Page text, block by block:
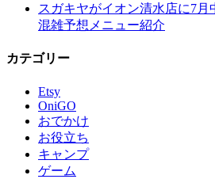
スガキヤがイオン清水店に7月
混雑予想メニュー紹介
カテゴリー
Etsy
OniGO
おでかけ
お役立ち
キャンプ
ゲーム